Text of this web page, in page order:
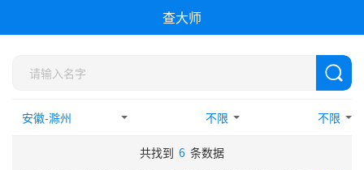
查大师
不限 不限
共找到 6 条数据